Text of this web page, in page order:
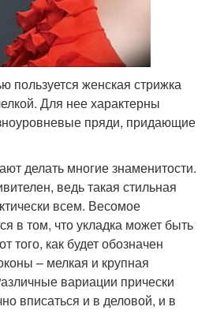
пользуется женская стрижка
Для нее характерны
пряди, придающие
делать многие знаменитости.
ведь такая стильная
всем. Весомое
в том, что укладка может быть
того, как будет обозначен
– мелкая и крупная
вариации прически
вписаться и в деловой, и в